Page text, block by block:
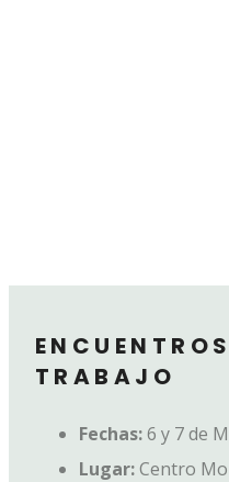
TRABAJO
Fechas:6 y 7 de
Lugar:Centro